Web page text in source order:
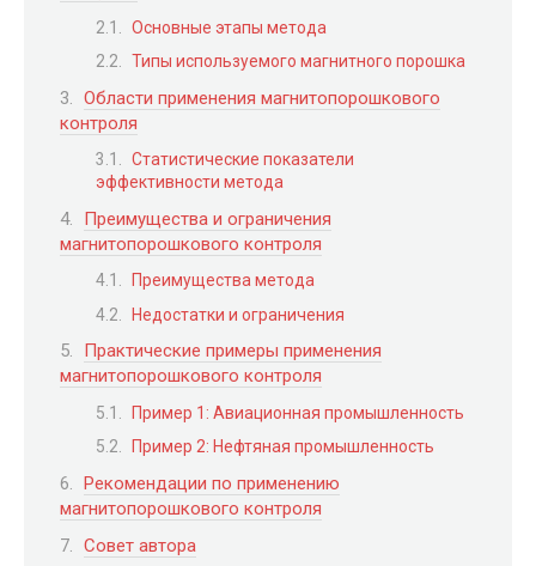
Основные этапы метода
Типы используемого магнитного порошка
Области применения магнитопорошкового
контроля
Статистические показатели
эффективности метода
Преимущества и ограничения
магнитопорошкового контроля
Преимущества метода
Недостатки и ограничения
Практические примеры применения
магнитопорошкового контроля
Пример 1: Авиационная промышленность
Пример 2: Нефтяная промышленность
Рекомендации по применению
магнитопорошкового контроля
Совет автора